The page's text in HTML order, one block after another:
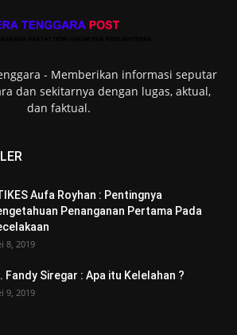
- Memberikan informasi seputar
dan sekitarnya dengan lugas, aktual,
dan faktual.
Aufa Royhan : Pentingnya
Penanganan Pertama Pada
8, 2019
Fandy Siregar : Apa itu Kelelahan ?
9, 2019